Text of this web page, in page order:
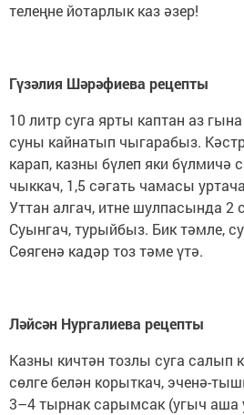
телеңне йотарлык каз әзер!
Гүзәлия Шәрәфиева рецепты
10 литр суга ярты каптан аз
суны кайнатып чыгарабыз.
карап, казны бүлеп яки бүлмичә
чыккач, 1,5 сәгать чамасы
Уттан алгач, итне шулпасында 2
Суынгач, турыйбыз. Бик тәмле,
Сөягенә кадәр тоз тәме үтә.
Ләйсән Нургалиева рецепты
Казны кичтән тозлы суга салып
сөлге белән корыткач, эченә-
3–4 тырнак сарымсак (угыч аша